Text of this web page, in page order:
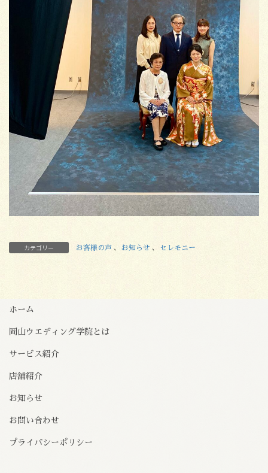
カテゴリー お客様の声 、 お知らせ 、 セレモニー
ホーム
岡山ウエディング学院とは
サービス紹介
店舗紹介
お知らせ
お問い合わせ
プライバシーポリシー